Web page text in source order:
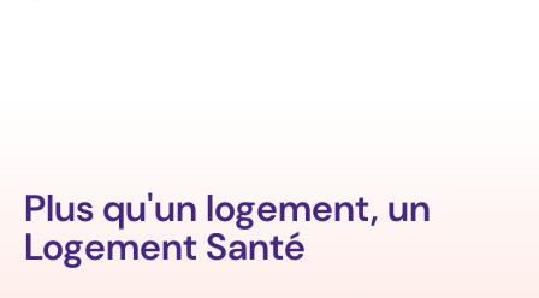
Plus qu'un logement, un
Logement Santé